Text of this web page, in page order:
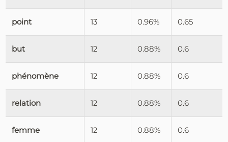
point 13 0.96% 0.65
but 12 0.88% 0.6
phénomène 12 0.88% 0.6
relation 12 0.88% 0.6
femme 12 0.88% 0.6